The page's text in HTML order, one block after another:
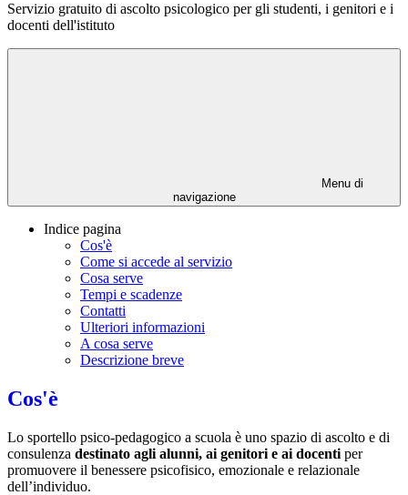
Servizio gratuito di ascolto psicologico per gli studenti, i genitori e i
docenti dell'istituto
Menu di
navigazione
Indice pagina
Cos'è
Come si accede al servizio
Cosa serve
Tempi e scadenze
Contatti
Ulteriori informazioni
A cosa serve
Descrizione breve
Cos'è
Lo sportello psico-pedagogico a scuola è uno spazio di ascolto e di
consulenza destinato agli alunni, ai genitori e ai docenti per
promuovere il benessere psicofisico, emozionale e relazionale
dell’individuo.